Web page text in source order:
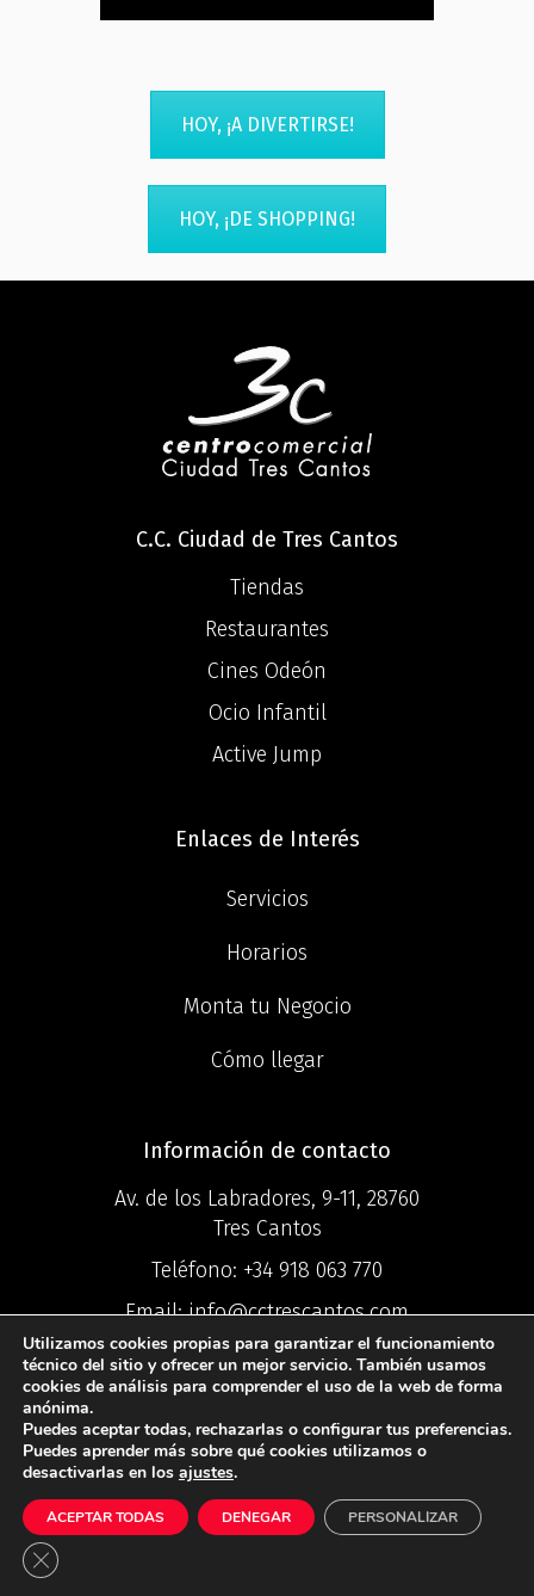
HOY, ¡A DIVERTIRSE!
HOY, ¡DE SHOPPING!
C.C. Ciudad de Tres Cantos
Tiendas
Restaurantes
Cines Odeón
Ocio Infantil
Active Jump
Enlaces de Interés
Servicios
Horarios
Monta tu Negocio
Cómo llegar
Información de contacto
Av. de los Labradores, 9-11, 28760
Tres Cantos
Teléfono: +34 918 063 770
Email:info@cctrescantos.com
©2025 Centro
Comercial Ciudad Tres Cantos ®
Política de PrivacidadIPolítica de
Utilizamos cookies propias para garantizar el funcionamiento
técnico del sitio y ofrecer un mejor servicio. También usamos
cookies de análisis para comprender el uso de la web de forma
anónima.
Puedes aceptar todas, rechazarlas o configurar tus preferencias.
Puedes aprender más sobre qué cookies utilizamos o
desactivarlas en los ajustes.
ACEPTAR TODAS DENEGAR PERSONALIZAR
Cerrar el banner de cookies RGPD